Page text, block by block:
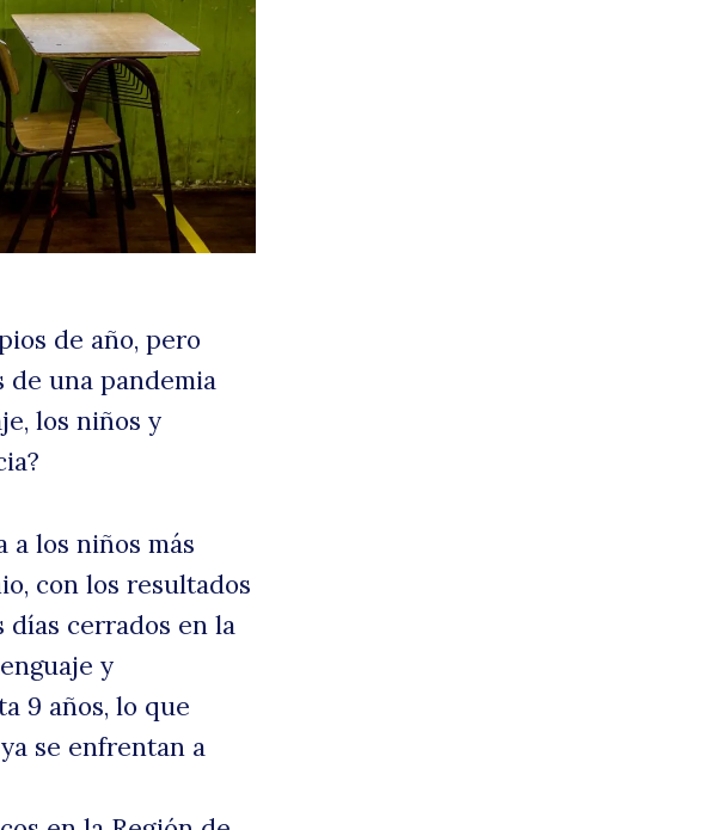
de año, pero
de una pandemia
los niños y
a los niños más
con los resultados
días cerrados en la
y
9 años, lo que
se enfrentan a